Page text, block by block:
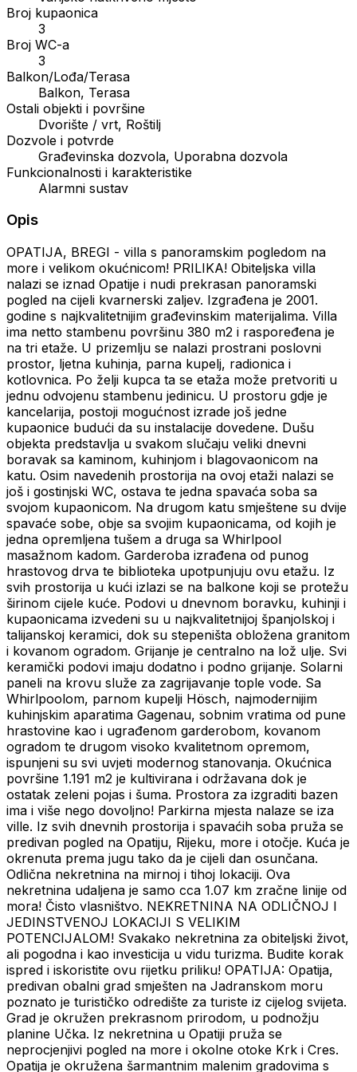
Broj kupaonica
3
Broj WC-a
3
Balkon/Lođa/Terasa
Balkon, Terasa
Ostali objekti i površine
Dvorište / vrt, Roštilj
Dozvole i potvrde
Građevinska dozvola, Uporabna dozvola
Funkcionalnosti i karakteristike
Alarmni sustav
Opis
OPATIJA, BREGI - villa s panoramskim pogledom na
more i velikom okućnicom! PRILIKA! Obiteljska villa
nalazi se iznad Opatije i nudi prekrasan panoramski
pogled na cijeli kvarnerski zaljev. Izgrađena je 2001.
godine s najkvalitetnijim građevinskim materijalima. Villa
ima netto stambenu površinu 380 m2 i raspoređena je
na tri etaže. U prizemlju se nalazi prostrani poslovni
prostor, ljetna kuhinja, parna kupelj, radionica i
kotlovnica. Po želji kupca ta se etaža može pretvoriti u
jednu odvojenu stambenu jedinicu. U prostoru gdje je
kancelarija, postoji mogućnost izrade još jedne
kupaonice budući da su instalacije dovedene. Dušu
objekta predstavlja u svakom slučaju veliki dnevni
boravak sa kaminom, kuhinjom i blagovaonicom na
katu. Osim navedenih prostorija na ovoj etaži nalazi se
još i gostinjski WC, ostava te jedna spavaća soba sa
svojom kupaonicom. Na drugom katu smještene su dvije
spavaće sobe, obje sa svojim kupaonicama, od kojih je
jedna opremljena tušem a druga sa Whirlpool
masažnom kadom. Garderoba izrađena od punog
hrastovog drva te biblioteka upotpunjuju ovu etažu. Iz
svih prostorija u kući izlazi se na balkone koji se protežu
širinom cijele kuće. Podovi u dnevnom boravku, kuhinji i
kupaonicama izvedeni su u najkvalitetnijoj španjolskoj i
talijanskoj keramici, dok su stepeništa obložena granitom
i kovanom ogradom. Grijanje je centralno na lož ulje. Svi
keramički podovi imaju dodatno i podno grijanje. Solarni
paneli na krovu služe za zagrijavanje tople vode. Sa
Whirlpoolom, parnom kupelji Hösch, najmodernijim
kuhinjskim aparatima Gagenau, sobnim vratima od pune
hrastovine kao i ugrađenom garderobom, kovanom
ogradom te drugom visoko kvalitetnom opremom,
ispunjeni su svi uvjeti modernog stanovanja. Okućnica
površine 1.191 m2 je kultivirana i održavana dok je
ostatak zeleni pojas i šuma. Prostora za izgraditi bazen
ima i više nego dovoljno! Parkirna mjesta nalaze se iza
ville. Iz svih dnevnih prostorija i spavaćih soba pruža se
predivan pogled na Opatiju, Rijeku, more i otočje. Kuća je
okrenuta prema jugu tako da je cijeli dan osunčana.
Odlična nekretnina na mirnoj i tihoj lokaciji. Ova
nekretnina udaljena je samo cca 1.07 km zračne linije od
mora! Čisto vlasništvo. NEKRETNINA NA ODLIČNOJ I
JEDINSTVENOJ LOKACIJI S VELIKIM
POTENCIJALOM! Svakako nekretnina za obiteljski život,
ali pogodna i kao investicija u vidu turizma. Budite korak
ispred i iskoristite ovu rijetku priliku! OPATIJA: Opatija,
predivan obalni grad smješten na Jadranskom moru
poznato je turističko odredište za turiste iz cijelog svijeta.
Grad je okružen prekrasnom prirodom, u podnožju
planine Učka. Iz nekretnina u Opatiji pruža se
neprocjenjivi pogled na more i okolne otoke Krk i Cres.
Opatija je okružena šarmantnim malenim gradovima s